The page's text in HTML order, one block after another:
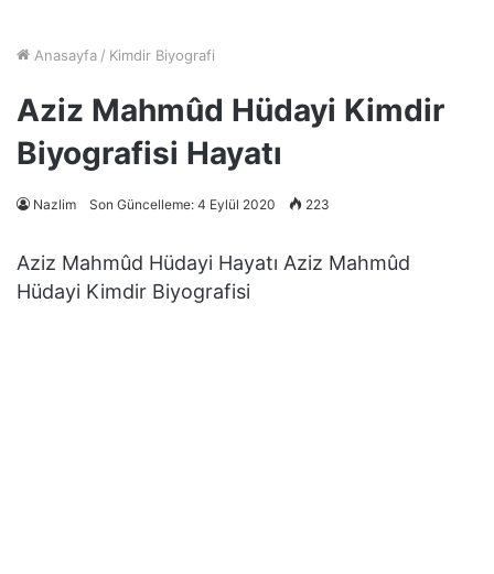
Anasayfa / Kimdir Biyografi
Aziz Mahmûd Hüdayi Kimdir
Biyografisi Hayatı
Nazlim Son Güncelleme: 4 Eylül 2020 223
Aziz Mahmûd Hüdayi Hayatı Aziz Mahmûd
Hüdayi Kimdir Biyografisi